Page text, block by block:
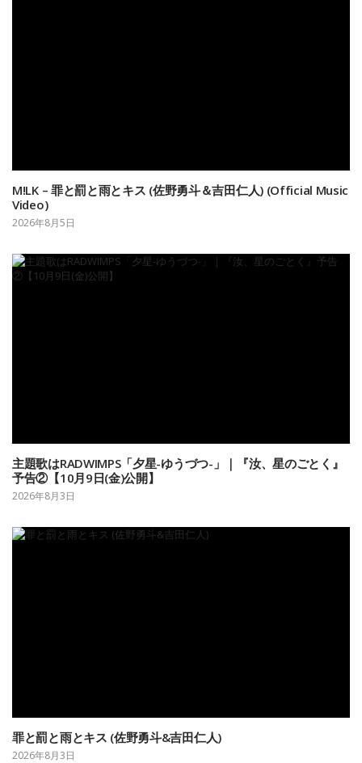
M!LK – 罪と罰と雨とキス (佐野勇斗＆吉田仁人) (Official Music
Video)
2026年8月5日
主題歌はRADWIMPS「夕星-ゆうづつ-」｜『汝、星のごとく』
予告②【10月9日(金)公開】
2026年8月3日
罪と罰と雨とキス (佐野勇斗&吉田仁人)
2026年8月3日